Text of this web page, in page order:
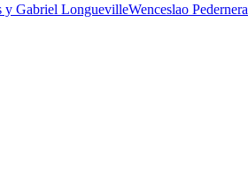
y Gabriel LonguevilleWenceslao Pedernera